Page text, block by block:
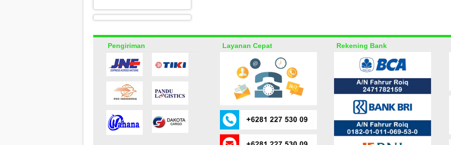
Pengiriman Layanan Cepat Rekening Bank